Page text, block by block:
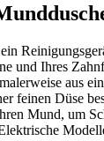
und Ihres
aus
feinen Düse
Mund, um